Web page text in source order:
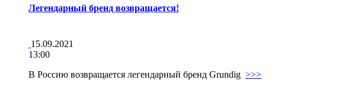
Легендарный бренд возвращается!
15.09.2021
13:00
В Россию возвращается легендарный бренд Grundig >>>